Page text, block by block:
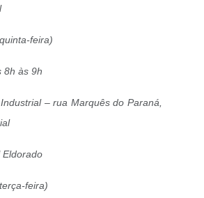
feira)
8h às 9h
– rua Marquês do Paraná,
Eldorado
feira)